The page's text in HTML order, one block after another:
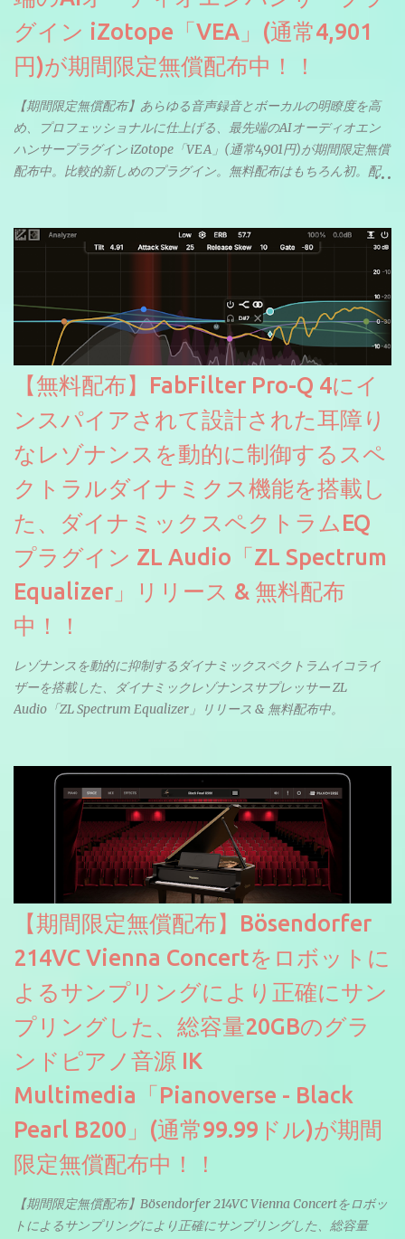
グイン iZotope「VEA」(通常4,901
円)が期間限定無償配布中！！
【期間限定無償配布】あらゆる音声録音とボーカルの明瞭度を高
め、プロフェッショナルに仕上げる、最先端のAIオーディオエン
ハンサープラグイン iZotope「VEA」(通常4,901円)が期間限定無償
配布中。比較的新しめのプラグイン。無料配布はもちろん初。配
【無料配布】FabFilter Pro-Q 4にイ
ンスパイアされて設計された耳障り
なレゾナンスを動的に制御するスペ
クトラルダイナミクス機能を搭載し
た、ダイナミックスペクトラムEQ
プラグイン ZL Audio「ZL Spectrum
Equalizer」リリース & 無料配布
中！！
レゾナンスを動的に抑制するダイナミックスペクトラムイコライ
ザーを搭載した、ダイナミックレゾナンスサプレッサー ZL
Audio「ZL Spectrum Equalizer」リリース & 無料配布中。
【期間限定無償配布】Bösendorfer
214VC Vienna Concertをロボットに
よるサンプリングにより正確にサン
プリングした、総容量20GBのグラ
ンドピアノ音源 IK
Multimedia「Pianoverse - Black
Pearl B200」(通常99.99ドル)が期間
限定無償配布中！！
【期間限定無償配布】Bösendorfer 214VC Vienna Concertをロボッ
トによるサンプリングにより正確にサンプリングした、総容量